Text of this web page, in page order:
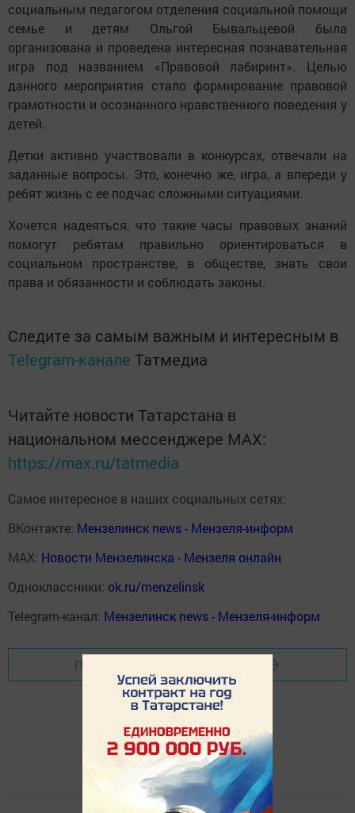
социальным педагогом отделения социальной помощи
семье и детям Ольгой Бывальцевой была
организована и проведена интересная познавательная
игра под названием «Правовой лабиринт». Целью
данного мероприятия стало формирование правовой
грамотности и осознанного нравственного поведения у
детей.
Детки активно участвовали в конкурсах, отвечали на
заданные вопросы. Это, конечно же, игра, а впереди у
ребят жизнь с ее подчас сложными ситуациями.
Хочется надеяться, что такие часы правовых знаний
помогут ребятам правильно ориентироваться в
социальном пространстве, в обществе, знать свои
права и обязанности и соблюдать законы.
Следите за самым важным и интересным в
Telegram-канале Татмедиа
Читайте новости Татарстана в
национальном мессенджере MАХ:
https://max.ru/tatmedia
Самое интересное в наших социальных сетях:
ВКонтакте: Мензелинск news - Мензеля-информ
MAX: Новости Мензелинска - Мензеля онлайн
Одноклассники: ok.ru/menzelinsk
Telegram-канал: Мензелинск news - Мензеля-информ
Перейти на страницу новости